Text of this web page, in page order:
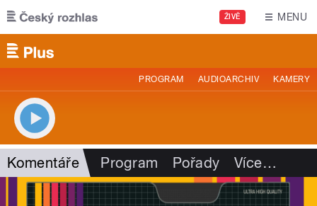
Přejít k hlavnímu obsahu
ŽIVĚ MENU
PROGRAM AUDIOARCHIV KAMERY
Komentáře Program Pořady Více…